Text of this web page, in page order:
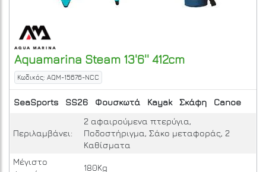
Aquamarina Steam 13'6'' 412cm
Κωδικός: AQM-15676-NCC
SeaSports SS26 Φουσκωτά Kayak Σκάφη Canoe
Περιλαμβάνει:
2 αφαιρούμενα πτερύγια,
Ποδοστήριγμα, Σάκο μεταφοράς, 2
Καθίσματα
Μέγιστο
180Kg